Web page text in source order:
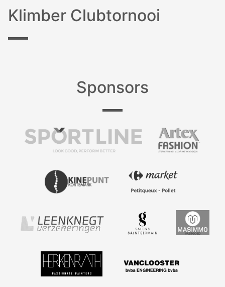
Klimber Clubtornooi
Sponsors